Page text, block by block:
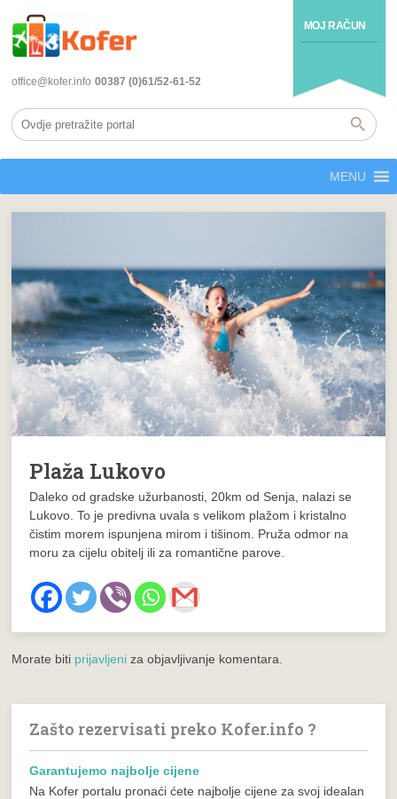
MOJ RAČUN
office@kofer.info 00387 (0)61/52-61-52
MENU
Plaža Lukovo
Daleko od gradske užurbanosti, 20km od Senja, nalazi se
Lukovo. To je predivna uvala s velikom plažom i kristalno
čistim morem ispunjena mirom i tišinom. Pruža odmor na
moru za cijelu obitelj ili za romantične parove.
Morate biti prijavljeni za objavljivanje komentara.
Zašto rezervisati preko Kofer.info ?
Garantujemo najbolje cijene
Na Kofer portalu pronaći ćete najbolje cijene za svoj idealan